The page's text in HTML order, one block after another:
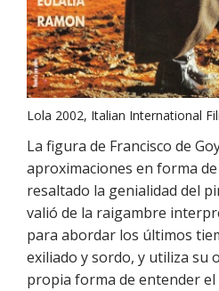
Lola 2002, Italian International
La figura de Francisco de
aproximaciones en forma
resaltado la genialidad del
valió de la raigambre
para abordar los últimos
exiliado y sordo, y utiliza su
propia forma de entender el